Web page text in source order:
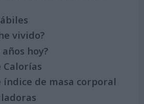
vivido?
hoy?
Calorías
índice de masa corporal